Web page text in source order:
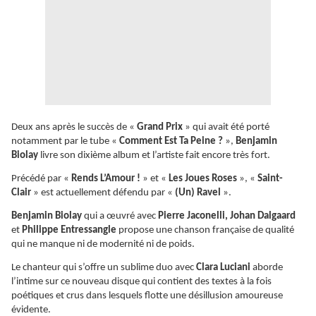
Deux ans après le succès de « Grand Prix » qui avait été porté
notamment par le tube « Comment Est Ta Peine ? », Benjamin
Biolay livre son dixième album et l’artiste fait encore très fort.
Précédé par « Rends L’Amour ! » et « Les Joues Roses », « Saint-
Clair » est actuellement défendu par « (Un) Ravel ».
Benjamin Biolay qui a œuvré avec Pierre Jaconelli, Johan Dalgaard
et Philippe Entressangle propose une chanson française de qualité
qui ne manque ni de modernité ni de poids.
Le chanteur qui s’offre un sublime duo avec Clara Luciani aborde
l’intime sur ce nouveau disque qui contient des textes à la fois
poétiques et crus dans lesquels flotte une désillusion amoureuse
évidente.